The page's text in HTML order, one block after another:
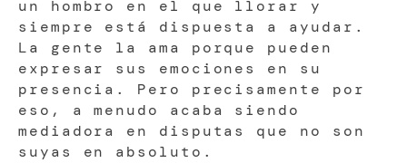
un hombro en el que llorar y
siempre está dispuesta a ayudar.
La gente la ama porque pueden
expresar sus emociones en su
presencia. Pero precisamente por
eso, a menudo acaba siendo
mediadora en disputas que no son
suyas en absoluto.